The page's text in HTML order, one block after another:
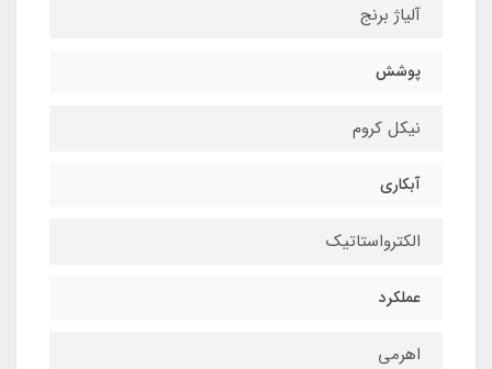
آلیاژ برنج
پوشش
نیکل کروم
آبکاری
الکترواستاتیک
عملکرد
اهرمی